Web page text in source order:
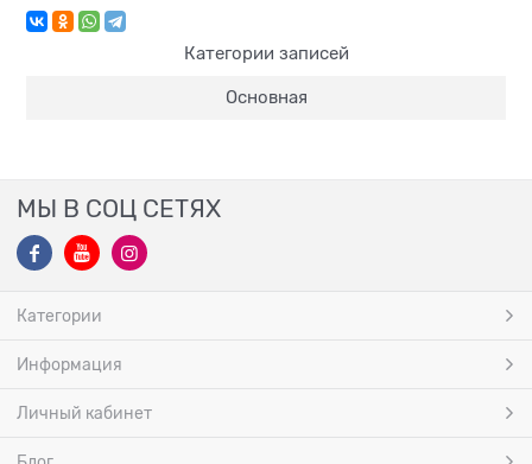
Категории записей
Основная
МЫ В СОЦ СЕТЯХ
Категории
Информация
Личный кабинет